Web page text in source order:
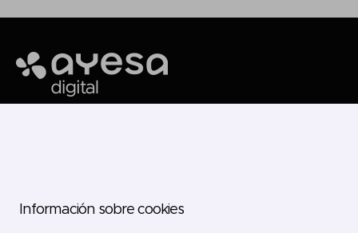
Ayesa
Proyectos
Información sobre cookies